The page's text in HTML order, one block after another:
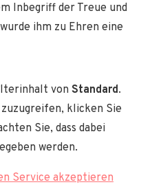
Inbegriff der Treue und
ihm zu Ehren eine
von Standard.
klicken Sie
Sie, dass dabei
werden.
Service akzeptieren